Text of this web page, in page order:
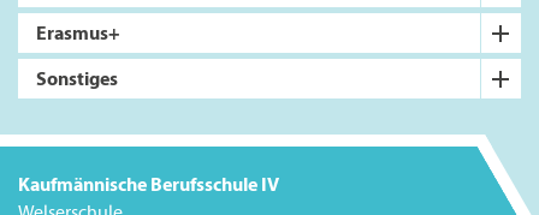
Erasmus+
Sonstiges
Kaufmännische Berufsschule IV